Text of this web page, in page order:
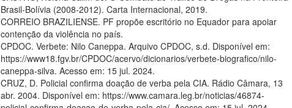
Brasil-Bolívia (2008-2012). Carta Internacional, 2019.
CORREIO BRAZILIENSE. PF propõe escritório no Equador para apoiar
contenção da violência no país.
CPDOC. Verbete: Nilo Caneppa. Arquivo CPDOC, s.d. Disponível em:
https://www18.fgv.br/CPDOC/acervo/dicionarios/verbete-biografico/nilo-
caneppa-silva. Acesso em: 15 jul. 2024.
CRUZ, D. Policial confirma doação de verba pela CIA. Rádio Câmara, 13
abr. 2004. Disponível em: https://www.camara.leg.br/noticias/46874-